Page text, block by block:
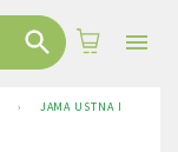
› JAMA USTNA I NOS